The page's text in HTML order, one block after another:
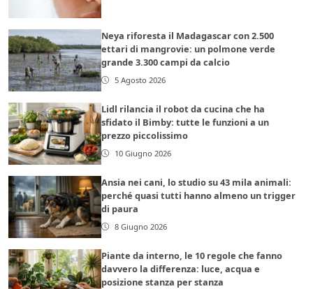
Neya riforesta il Madagascar con 2.500
ettari di mangrovie: un polmone verde
grande 3.300 campi da calcio
5 Agosto 2026
Lidl rilancia il robot da cucina che ha
sfidato il Bimby: tutte le funzioni a un
prezzo piccolissimo
10 Giugno 2026
Ansia nei cani, lo studio su 43 mila animali:
perché quasi tutti hanno almeno un trigger
di paura
8 Giugno 2026
Piante da interno, le 10 regole che fanno
davvero la differenza: luce, acqua e
posizione stanza per stanza